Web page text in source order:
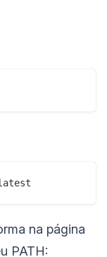
na página
PATH: